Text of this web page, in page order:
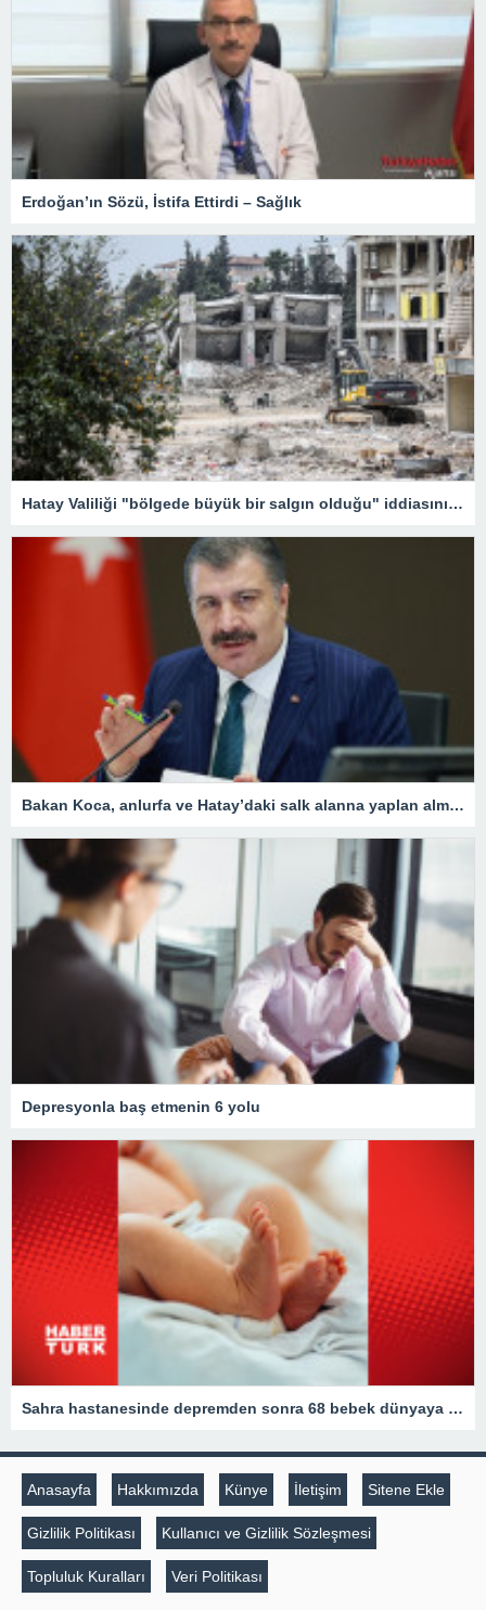
Erdoğan’ın Sözü, İstifa Ettirdi – Sağlık
Hatay Valiliği "bölgede büyük bir salgın olduğu" iddiasını yalanladı
Bakan Koca, anlurfa ve Hatay’daki salk alanna yaplan almalar aklad
Depresyonla baş etmenin 6 yolu
Sahra hastanesinde depremden sonra 68 bebek dünyaya geldi
Anasayfa Hakkımızda Künye İletişim Sitene Ekle
Gizlilik Politikası Kullanıcı ve Gizlilik Sözleşmesi
Topluluk Kuralları Veri Politikası